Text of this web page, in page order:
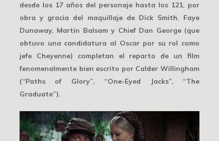
desde los 17 años del personaje hasta los 121, por
obra y gracia del maquillaje de Dick Smith. Faye
Dunaway, Martin Balsam y Chief Dan George (que
obtuvo una candidatura al Oscar por su rol como
jefe Cheyenne) completan el reparto de un film
fenomenalmente bien escrito por Calder Willingham
(“Paths of Glory”, “One-Eyed Jacks”, “The
Graduate”).